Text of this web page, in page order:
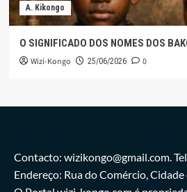
A. Kikongo
O SIGNIFICADO DOS NOMES DOS
Wizi-Kongo 25/06/2026 0
Contacto: wizikongo@gmail.com.
Endereço: Rua do Comércio,